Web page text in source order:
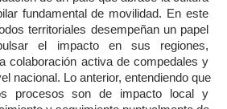
fundamental de movilidad. En este
territoriales desempeñan un papel
el impacto en sus regiones,
colaboración activa de compedales y
nacional. Lo anterior, entendiendo que
procesos son de impacto local y